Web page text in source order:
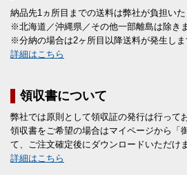
納品先1ヵ所目までの送料は弊社が負担い
※北海道／沖縄県／その他一部離島は除きま
※分納の場合は2ヶ所目以降送料が発生しま
詳細はこちら
領収書について
弊社では原則として領収証の発行は行って
領収書をご希望の場合はマイページから「
て、ご注文確定後にダウンロードいただけま
詳細はこちら